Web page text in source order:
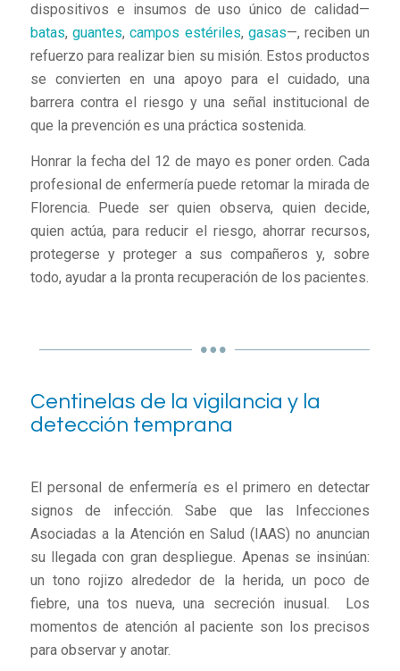
dispositivos e insumos de uso único de calidad—
batas, guantes,campos estériles, gasas—, reciben un
refuerzo para realizar bien su misión. Estos productos
se convierten en una apoyo para el cuidado, una
barrera contra el riesgo y una señal institucional de
que la prevención es una práctica sostenida.
Honrar la fecha del 12 de mayo es poner orden. Cada
profesional de enfermería puede retomar la mirada de
Florencia. Puede ser quien observa, quien decide,
quien actúa, para reducir el riesgo, ahorrar recursos,
protegerse y proteger a sus compañeros y, sobre
todo, ayudar a la pronta recuperación de los pacientes.
Centinelas de la vigilancia y la
detección temprana
El personal de enfermería es el primero en detectar
signos de infección. Sabe que las Infecciones
Asociadas a la Atención en Salud (IAAS) no anuncian
su llegada con gran despliegue. Apenas se insinúan:
un tono rojizo alrededor de la herida, un poco de
fiebre, una tos nueva, una secreción inusual. Los
momentos de atención al paciente son los precisos
para observar y anotar.